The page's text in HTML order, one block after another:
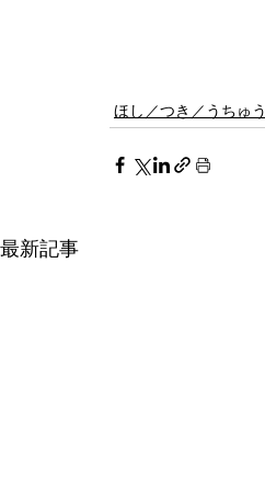
ほし／つき／うちゅう
最新記事